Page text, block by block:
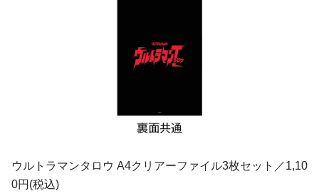
ウルトラマンタロウ A4クリアーファイル3枚セット／1,10
0円(税込)